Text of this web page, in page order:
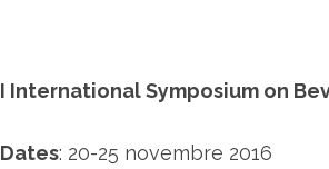
I International Symposium on
Dates: 20-25 novembre 2016